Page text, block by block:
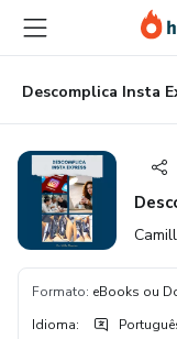
para
conteúdo
principal
para
pagamento
para
rodapé
Formato: eBooks ou
Idioma: